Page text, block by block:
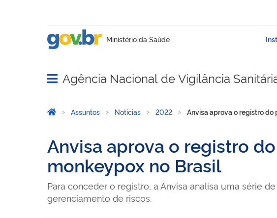
Abrir menu principal de navegação
Agência Nacional de Vigilância
Você está aqui:
Página Inicial
Assuntos Notícias 2022 Anvisa aprova o registro
Anvisa aprova o registro
monkeypox no Brasil
Para conceder o registro, a Anvisa analisa uma série
gerenciamento de riscos.